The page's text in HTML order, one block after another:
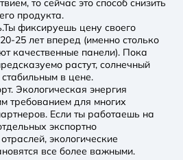
то сейчас это способ снизить
продукта.
фиксируешь цену своего
25 лет вперед (именно столько
качественные панели). Пока
растут, солнечный
стабильным в цене.
Экологическая энергия
требованием для многих
Если ты работаешь на
экспортно
экологические
все более важными.